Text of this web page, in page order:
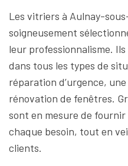
Les vitriers à Aulnay-
soigneusement
leur professionnalisme.
dans tous les types de
réparation d’urgence,
rénovation de fenêtres.
sont en mesure de
chaque besoin, tout en
clients.